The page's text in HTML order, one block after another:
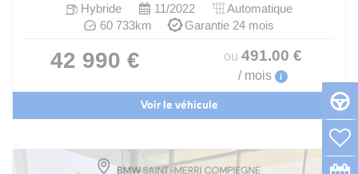
Hybride 11/2022
Automatique
60 733km
Garantie 24 mois
42 990 € ou 491.00 €
/ mois i
Voir le véhicule